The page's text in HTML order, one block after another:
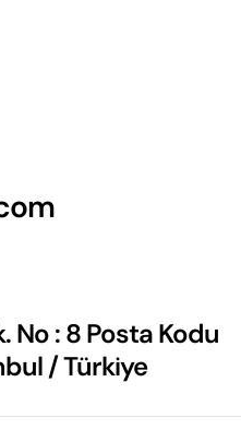
No : 8 Posta Kodu
/ Türkiye